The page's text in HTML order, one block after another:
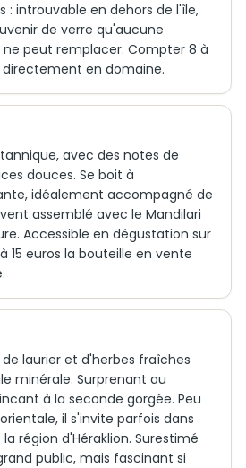
introuvable en dehors de l'île,
de verre qu'aucune
peut remplacer. Compter 8 à
directement en domaine.
avec des notes de
douces. Se boit à
idéalement accompagné de
assemblé avec le Mandilari
Accessible en dégustation sur
15 euros la bouteille en vente
laurier et d'herbes fraîches
minérale. Surprenant au
à la seconde gorgée. Peu
il s'invite parfois dans
région d'Héraklion. Surestimé
public, mais fascinant si